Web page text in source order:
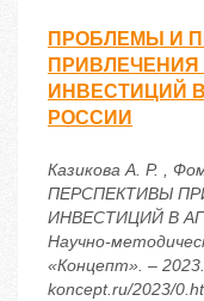
ПРОБЛЕМЫ И
ИНВЕСТИЦИЙ
РОССИИ
Казикова А. Р. ,
ПЕРСПЕКТИВЫ
ИНВЕСТИЦИЙ В
Научно-
«Концепт». –
koncept.ru/2023/